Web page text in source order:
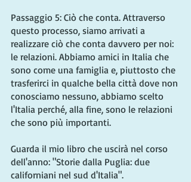
Passaggio 5: Ciò che conta. Attraverso
questo processo, siamo arrivati ​​a
realizzare ciò che conta davvero per noi:
le relazioni. Abbiamo amici in Italia che
sono come una famiglia e, piuttosto che
trasferirci in qualche bella città dove non
conosciamo nessuno, abbiamo scelto
l'Italia perché, alla fine, sono le relazioni
che sono più importanti.
Guarda il mio libro che uscirà nel corso
dell'anno: "Storie dalla Puglia: due
californiani nel sud d'Italia".